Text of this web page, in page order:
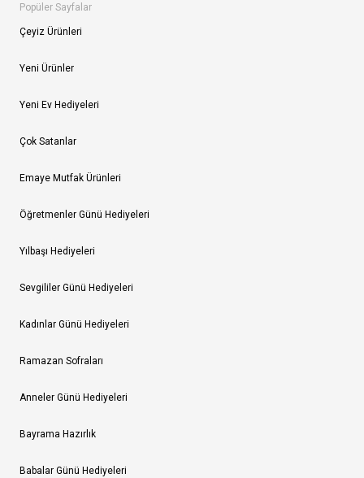
Popüler Sayfalar
Çeyiz Ürünleri
Yeni Ürünler
Yeni Ev Hediyeleri
Çok Satanlar
Emaye Mutfak Ürünleri
Öğretmenler Günü Hediyeleri
Yılbaşı Hediyeleri
Sevgililer Günü Hediyeleri
Kadınlar Günü Hediyeleri
Ramazan Sofraları
Anneler Günü Hediyeleri
Bayrama Hazırlık
Babalar Günü Hediyeleri